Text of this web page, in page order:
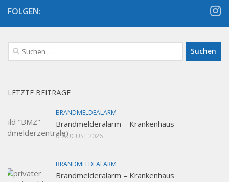
FOLGEN:
Suchen
nach:
LETZTE BEITRÄGE
BRANDMELDEALARM
Brandmelderalarm – Krankenhaus
6. AUGUST 2026
BRANDMELDEALARM
Brandmelderalarm – Krankenhaus